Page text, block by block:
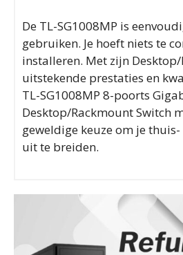
De TL-SG1008MP is
gebruiken. Je hoeft niets te
installeren. Met zijn
uitstekende prestaties en
TL-SG1008MP 8-poorts
Desktop/Rackmount Switch
geweldige keuze om je
uit te breiden.